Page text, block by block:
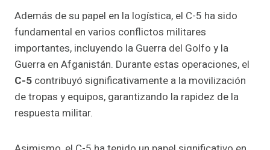
Además de su papel en la logística, el C-5 ha sido
fundamental en varios conflictos militares
importantes, incluyendo la Guerra del Golfo y la
Guerra en Afganistán. Durante estas operaciones, el
C-5 contribuyó significativamente a la movilización
de tropas y equipos, garantizando la rapidez de la
respuesta militar.